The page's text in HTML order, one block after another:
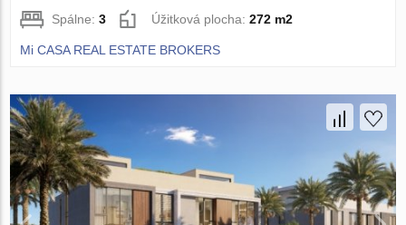
Spálne:3 Úžitková plocha:272 m2
Mi CASA REAL ESTATE BROKERS